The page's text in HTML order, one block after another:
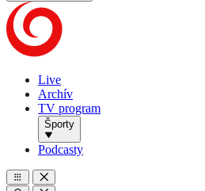
Live
Archív
TV program
Športy
Podcasty